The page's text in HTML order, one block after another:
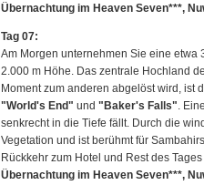
Übernachtung im Heaven Seven***,
Tag 07:
Am Morgen unternehmen Sie eine etwa
2.000 m Höhe. Das zentrale Hochland
Moment zum anderen abgelöst wird, ist
"World's End" und "Baker's Falls".
senkrecht in die Tiefe fällt. Durch die
Vegetation und ist berühmt für
Rückkehr zum Hotel und Rest des
Übernachtung im Heaven Seven***,